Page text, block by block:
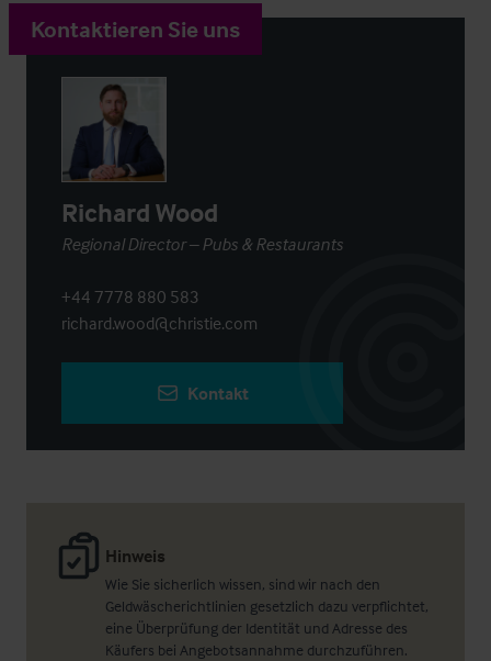
Hinweis
Wie Sie sicherlich wissen, sind wir nach den
Geldwäscherichtlinien gesetzlich dazu verpflichtet,
eine Überprüfung der Identität und Adresse des
Käufers bei Angebotsannahme durchzuführen.
Kontaktieren Sie uns
Richard Wood
Regional Director – Pubs & Restaurants
+44 7778 880 583
richard.wood@christie.com
Kontakt